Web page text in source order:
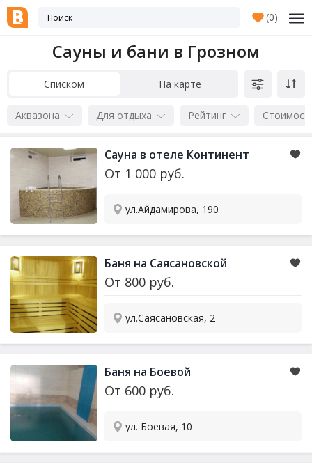
(0)
Сауны и бани в Грозном
Списком На карте
Аквазона Для отдыха Рейтинг
Сауна в отеле Континент
От 1 000 руб.
ул.Айдамирова, 190
Баня на Саясановской
От 800 руб.
ул.Саясановская, 2
Баня на Боевой
От 600 руб.
ул. Боевая, 10